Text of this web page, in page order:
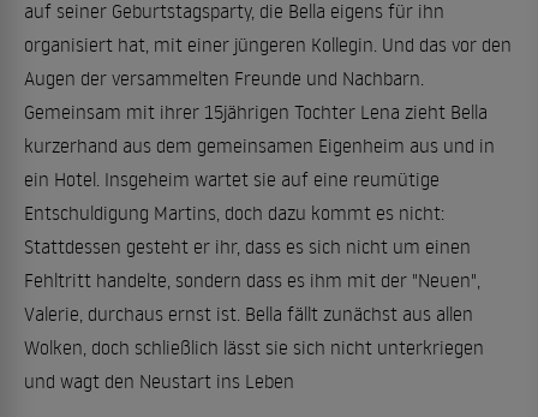
auf seiner Geburtstagsparty, die Bella eigens für ihn
organisiert hat, mit einer jüngeren Kollegin. Und das vor den
Augen der versammelten Freunde und Nachbarn.
Gemeinsam mit ihrer 15jährigen Tochter Lena zieht Bella
kurzerhand aus dem gemeinsamen Eigenheim aus und in
ein Hotel. Insgeheim wartet sie auf eine reumütige
Entschuldigung Martins, doch dazu kommt es nicht:
Stattdessen gesteht er ihr, dass es sich nicht um einen
Fehltritt handelte, sondern dass es ihm mit der "Neuen",
Valerie, durchaus ernst ist. Bella fällt zunächst aus allen
Wolken, doch schließlich lässt sie sich nicht unterkriegen
und wagt den Neustart ins Leben